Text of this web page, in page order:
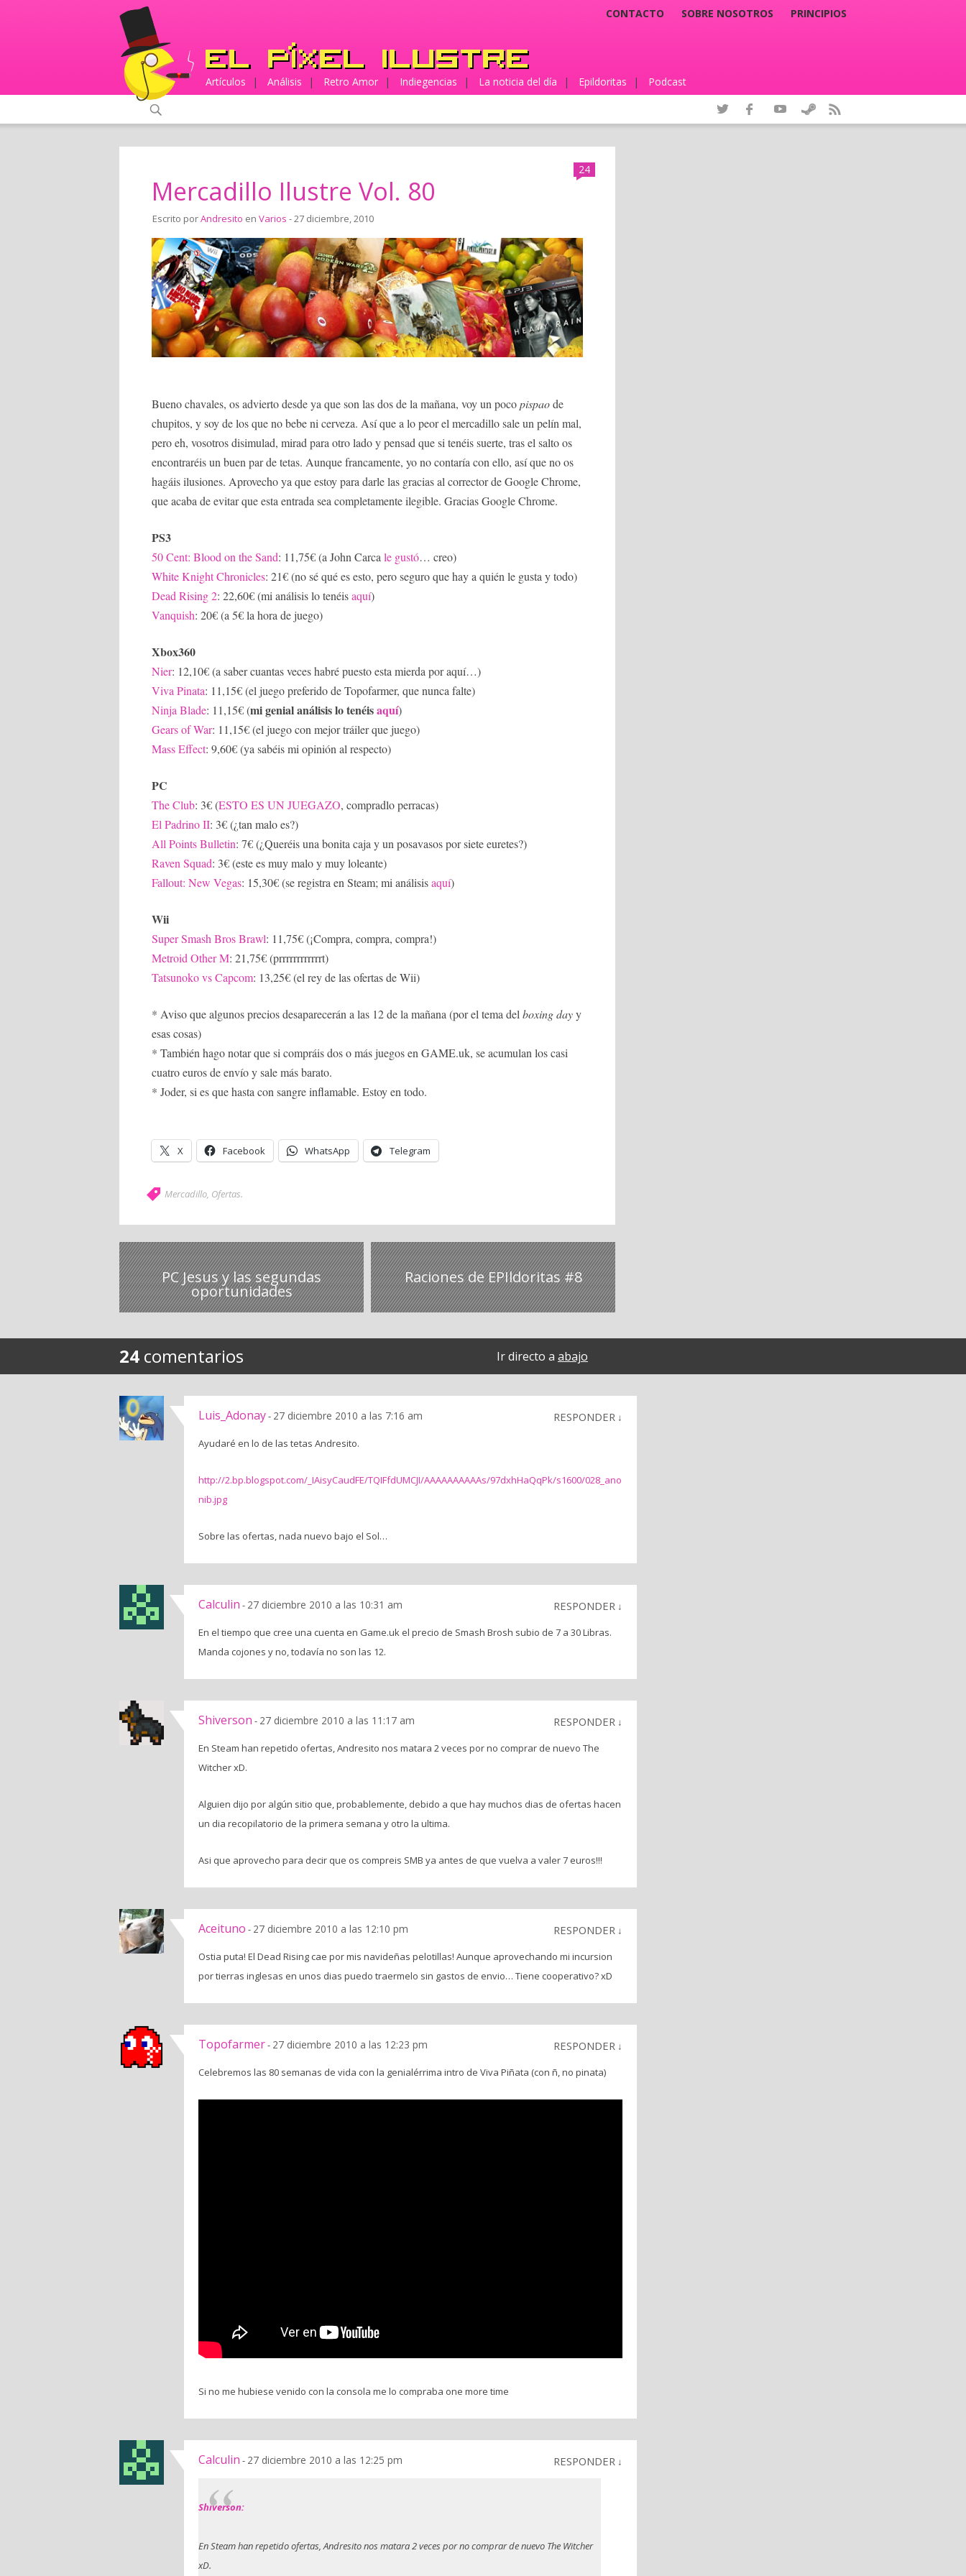
CONTACTO SOBRE NOSOTROS PRINCIPIOS
Artículos | Análisis | Retro Amor | Indiegencias | La noticia del día | Epildoritas | Podcast
24
Mercadillo Ilustre Vol. 80
Escrito porAndresito en Varios - 27 diciembre, 2010
Bueno chavales, os advierto desde ya que son las dos de la mañana, voy un pocopispaode
chupitos, y soy de los que no bebe ni cerveza. Así que a lo peor el mercadillo sale un pelín mal,
pero eh, vosotros disimulad, mirad para otro lado y pensad que si tenéis suerte, tras el salto os
encontraréis un buen par de tetas. Aunque francamente, yo no contaría con ello, así que no os
hagáis ilusiones. Aprovecho ya que estoy para darle las gracias al corrector de Google Chrome,
que acaba de evitar que esta entrada sea completamente ilegible. Gracias Google Chrome.
PS3
50 Cent: Blood on the Sand: 11,75€ (a John Carca le gustó… creo)
White Knight Chronicles: 21€ (no sé qué es esto, pero seguro que hay a quién le gusta y todo)
Dead Rising 2: 22,60€ (mi análisis lo tenéisaquí)
Vanquish: 20€ (a 5€ la hora de juego)
Xbox360
Nier: 12,10€ (a saber cuantas veces habré puesto esta mierda por aquí…)
Viva Pinata: 11,15€ (el juego preferido de Topofarmer, que nunca falte)
Ninja Blade: 11,15€ (mi genial análisis lo tenéisaquí)
Gears of War: 11,15€ (el juego con mejor tráiler que juego)
Mass Effect: 9,60€ (ya sabéis mi opinión al respecto)
PC
The Club: 3€ (ESTO ES UN JUEGAZO, compradlo perracas)
El Padrino II: 3€ (¿tan malo es?)
All Points Bulletin: 7€ (¿Queréis una bonita caja y un posavasos por siete euretes?)
Raven Squad: 3€ (este es muy malo y muy loleante)
Fallout: New Vegas: 15,30€ (se registra en Steam; mi análisisaquí)
Wii
Super Smash Bros Brawl: 11,75€ (¡Compra, compra, compra!)
Metroid Other M: 21,75€ (prrrrrrrrrrrrt)
Tatsunoko vs Capcom: 13,25€ (el rey de las ofertas de Wii)
* Aviso que algunos precios desaparecerán a las 12 de la mañana (por el tema del boxing dayy
esas cosas)
* También hago notar que si compráis dos o más juegos en GAME.uk, se acumulan los casi
cuatro euros de envío y sale más barato.
* Joder, si es que hasta con sangre inflamable. Estoy en todo.
X Facebook WhatsApp Telegram
Mercadillo, Ofertas.
PC Jesus y las segundas
oportunidades
Raciones de EPIldoritas #8
24 comentarios Ir directo a abajo
Luis_Adonay- 27 diciembre 2010 a las 7:16 am RESPONDER ↓
Ayudaré en lo de las tetas Andresito.
http://2.bp.blogspot.com/_IAisyCaudFE/TQIFfdUMCJI/AAAAAAAAAAs/97dxhHaQqPk/s1600/028_ano
nib.jpg
Sobre las ofertas, nada nuevo bajo el Sol…
Calculin - 27 diciembre 2010 a las 10:31 am RESPONDER ↓
En el tiempo que cree una cuenta en Game.uk el precio de Smash Brosh subio de 7 a 30 Libras.
Manda cojones y no, todavía no son las 12.
Shiverson - 27 diciembre 2010 a las 11:17 am RESPONDER ↓
En Steam han repetido ofertas, Andresito nos matara 2 veces por no comprar de nuevo The
Witcher xD.
Alguien dijo por algún sitio que, probablemente, debido a que hay muchos dias de ofertas hacen
un dia recopilatorio de la primera semana y otro la ultima.
Asi que aprovecho para decir que os compreis SMB ya antes de que vuelva a valer 7 euros!!!
Aceituno - 27 diciembre 2010 a las 12:10 pm RESPONDER ↓
Ostia puta! El Dead Rising cae por mis navideñas pelotillas! Aunque aprovechando mi incursion
por tierras inglesas en unos dias puedo traermelo sin gastos de envio… Tiene cooperativo? xD
Topofarmer- 27 diciembre 2010 a las 12:23 pm RESPONDER ↓
Celebremos las 80 semanas de vida con la genialérrima intro de Viva Piñata (con ñ, no pinata)
Si no me hubiese venido con la consola me lo compraba one more time
Calculin - 27 diciembre 2010 a las 12:25 pm RESPONDER ↓
Shiverson:
En Steam han repetido ofertas, Andresito nos matara 2 veces por no comprar de nuevo The Witcher
xD.